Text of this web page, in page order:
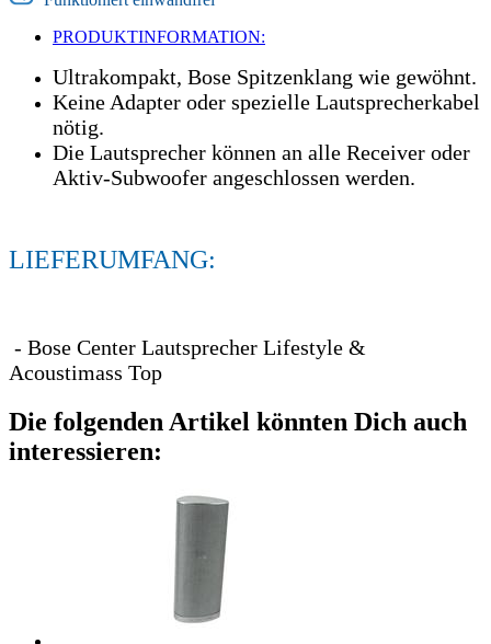
PRODUKTINFORMATION:
Ultrakompakt, Bose Spitzenklang wie gewöhnt.
Keine Adapter oder spezielle Lautsprecherkabel
nötig.
Die Lautsprecher können an alle Receiver oder
Aktiv-Subwoofer angeschlossen werden.
LIEFERUMFANG:
- Bose Center Lautsprecher Lifestyle &
Acoustimass Top
Die folgenden Artikel könnten Dich auch
interessieren: